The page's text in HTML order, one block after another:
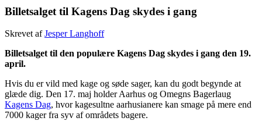
Billetsalget til Kagens Dag skydes i gang
Skrevet afJesper Langhoff
Billetsalget til den populære Kagens Dag skydes i gang den 19.
april.
Hvis du er vild med kage og søde sager, kan du godt begynde at
glæde dig. Den 17. maj holder Aarhus og Omegns Bagerlaug
Kagens Dag, hvor kagesultne aarhusianere kan smage på mere end
7000 kager fra syv af områdets bagere.